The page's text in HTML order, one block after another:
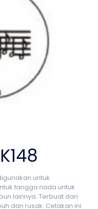
untuk
tangga nada untuk
lainnya. Terbuat dari
dan rusak. Cetakan ini